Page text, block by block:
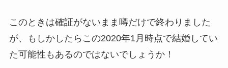
このときは確証がないまま噂だけで終わりました
が、もしかしたらこの2020年1月時点で結婚してい
た可能性もあるのではないでしょうか！